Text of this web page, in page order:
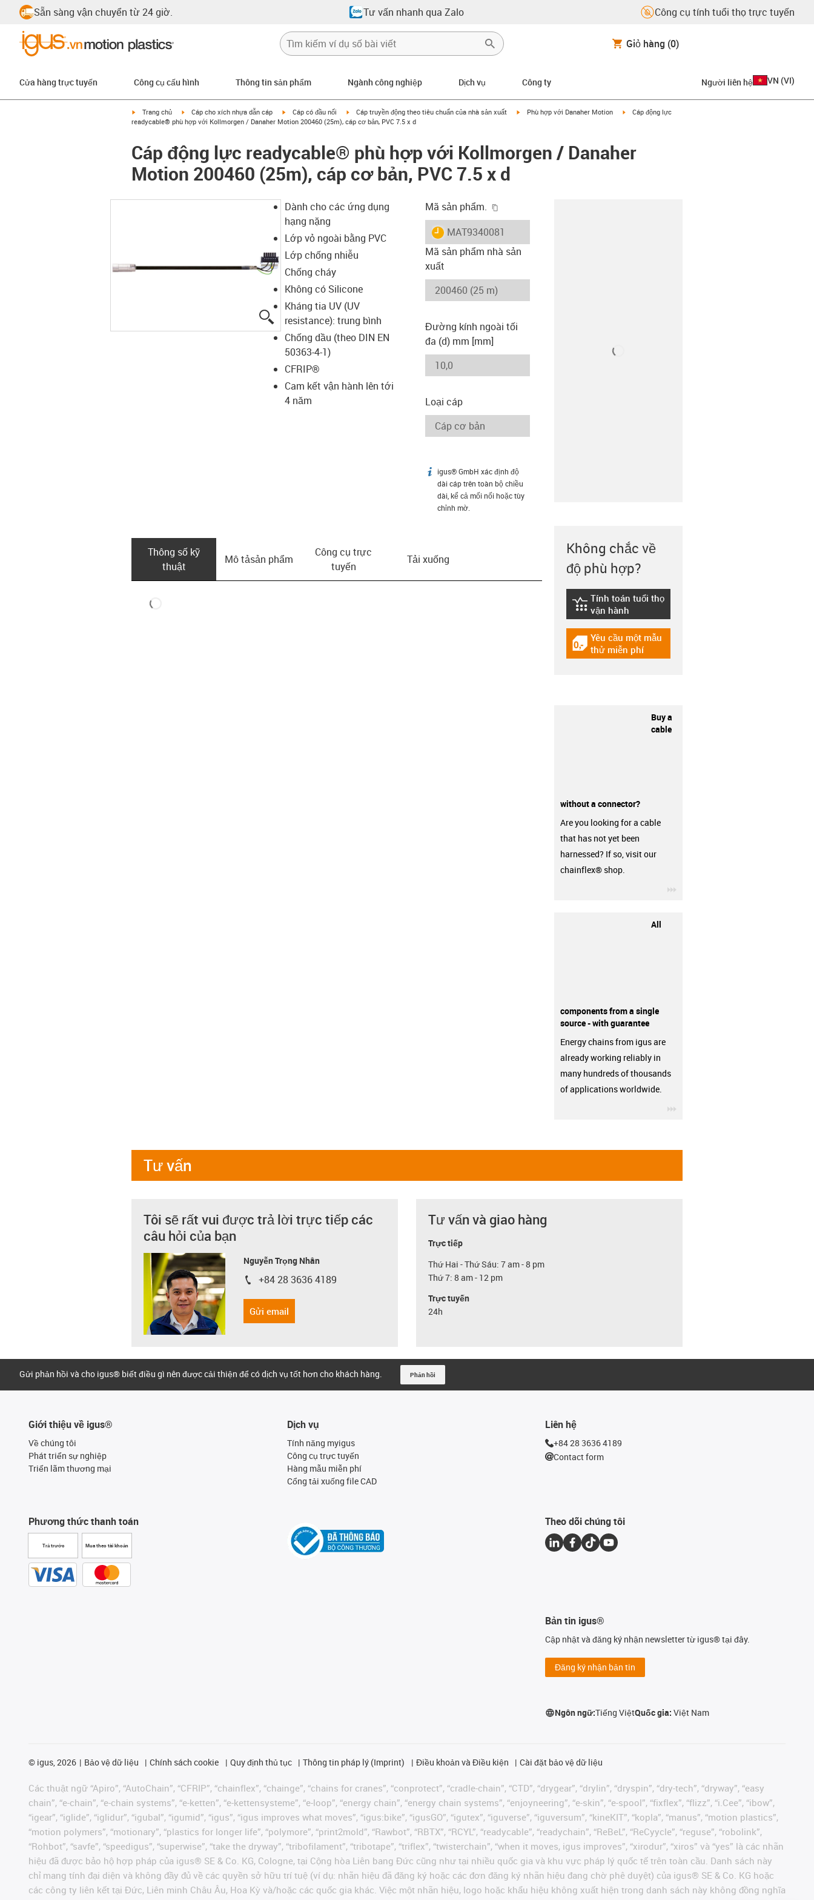
Sẵn sàng vận chuyển từ 24 giờ. Tư vấn nhanh qua Zalo Công cụ tính tuổi thọ trực tuyến
Giỏ hàng (0)
Cửa hàng trực tuyến Công cụ cấu hình Thông tin sản phẩm Ngành công nghiệp Dịch vụ Công ty Người liên hệ VN (VI)
igus-icon-arrow-right
Trang chủ igus-icon-arrow-right
Cáp cho xích nhựa dẫn cáp igus-icon-arrow-right
Cáp có đầu nối igus-icon-arrow-right
Cáp truyền động theo tiêu chuẩn của nhà sản xuất igus-icon-arrow-right
Phù hợp với Danaher Motion igus-icon-arrow-right
Cáp động lực
readycable® phù hợp với Kollmorgen / Danaher Motion 200460 (25m), cáp cơ bản, PVC 7.5 x d
Cáp động lực readycable® phù hợp với Kollmorgen / Danaher
Motion 200460 (25m), cáp cơ bản, PVC 7.5 x d
igus-icon-lupe
Dành cho các ứng dụng
hạng nặng
Lớp vỏ ngoài bằng PVC
Lớp chống nhiễu
Chống cháy
Không có Silicone
Kháng tia UV (UV
resistance): trung bình
Chống dầu (theo DIN EN
50363-4-1)
CFRIP®
Cam kết vận hành lên tới
4 năm
Mã sản phẩm.
igus-icon-lieferzeit
MAT9340081
Mã sản phẩm nhà sản
xuất
Đường kính ngoài tối
đa (d) mm [mm]
Loại cáp
igus-icon-info
igus® GmbH xác định độ
dài cáp trên toàn bộ chiều
dài, kể cả mối nối hoặc tùy
chỉnh mờ.
Thông số kỹ
thuật
Mô tả­sản phẩm
Công cụ trực
tuyến
Tải xuống
Không chắc về
độ phù hợp?
igus-icon-lebensdauerrechner
Tính toán tuổi thọ
vận hành
igus-icon-gratismuster
Yêu cầu một mẫu
thử miễn phí
Buy a
cable
without a connector?
Are you looking for a cable
that has not yet been
harnessed? If so, visit our
chainflex® shop.
All
components from a single
source - with guarantee
Energy chains from igus are
already working reliably in
many hundreds of thousands
of applications worldwide.
Tư vấn
Tôi sẽ rất vui được trả lời trực tiếp các
câu hỏi của bạn
Nguyễn Trọng Nhân
igus-icon-phone
+84 28 3636 4189
Gửi email
Tư vấn và giao hàng
Trực tiếp
Thứ Hai - Thứ Sáu: 7 am - 8 pm
Thứ 7: 8 am - 12 pm
Trực tuyến
24h
Gửi phản hồi và cho igus® biết điều gì nên được cải thiện để có dịch vụ tốt hơn cho khách hàng. Phản hồi
Giới thiệu về igus®
Về chúng tôi
Phát triển sự nghiệp
Triển lãm thương mại
Phương thức thanh toán
Trả trước Mua theo tài khoản
Dịch vụ
Tính năng myigus
Công cụ trực tuyến
Hàng mẫu miễn phí
Cổng tải xuống file CAD
Liên hệ
+84 28 3636 4189
Contact form
Theo dõi chúng tôi
Bản tin igus®
Cập nhật và đăng ký nhận newsletter từ igus® tại đây.
Đăng ký nhận bản tin
Ngôn ngữ:Tiếng ViệtQuốc gia:Việt Nam
© igus, 2026 Bảo vệ dữ liệu Chính sách cookie Quy định thủ tục Thông tin pháp lý (Imprint) Điều khoản và Điều kiện Cài đặt bảo vệ dữ liệu
Các thuật ngữ “Apiro”, “AutoChain”, “CFRIP”, “chainflex”, “chainge”, “chains for cranes”, “conprotect”, “cradle-chain”, “CTD”, “drygear”, “drylin”, “dryspin”, “dry-tech”, “dryway”, “easy
chain”, “e-chain”, “e-chain systems”, “e-ketten”, “e-kettensysteme”, “e-loop”, “energy chain”, “energy chain systems”, “enjoyneering”, “e-skin”, “e-spool”, “fixflex”, “flizz”, “i.Cee”, “ibow”,
“igear”, “iglide”, “iglidur”, “igubal”, “igumid”, “igus”, “igus improves what moves”, “igus:bike”, “igusGO”, “igutex”, “iguverse”, “iguversum”, “kineKIT”, “kopla”, “manus”, “motion plastics”,
“motion polymers”, “motionary”, “plastics for longer life”, “polymore”, “print2mold”, “Rawbot”, “RBTX”, “RCYL”, “readycable”, “readychain”, “ReBeL”, “ReCyycle”, “reguse”, “robolink”,
“Rohbot”, “savfe”, “speedigus”, “superwise”, “take the dryway”, “tribofilament”, “tribotape”, “triflex”, “twisterchain”, “when it moves, igus improves”, “xirodur”, “xiros” và “yes” là các nhãn
hiệu đã được bảo hộ hợp pháp của igus® SE & Co. KG, Cologne, tại Cộng hòa Liên bang Đức cũng như tại nhiều quốc gia và khu vực pháp lý quốc tế trên toàn cầu. Danh sách này
chỉ mang tính đại diện và không đầy đủ về các quyền sở hữu trí tuệ (ví dụ: nhãn hiệu đã đăng ký hoặc các đơn đăng ký nhãn hiệu đang chờ phê duyệt) của igus® SE & Co. KG hoặc
các công ty liên kết tại Đức, Liên minh Châu Âu, Hoa Kỳ và/hoặc các quốc gia khác. Việc một nhãn hiệu, logo hoặc khẩu hiệu không xuất hiện trong danh sách này không đồng nghĩa